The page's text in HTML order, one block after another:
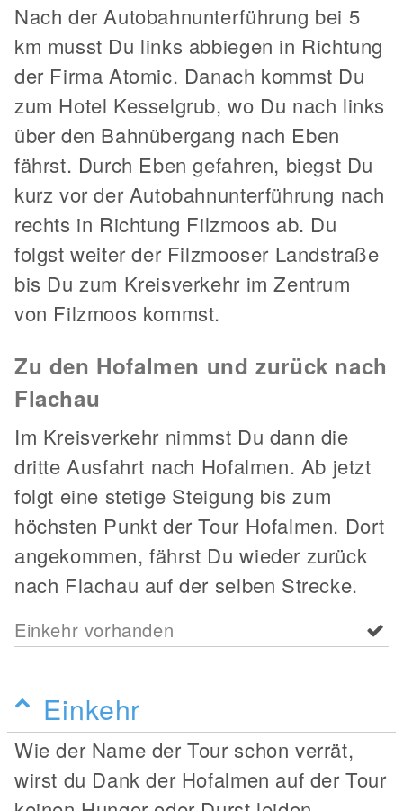
Nach der Autobahnunterführung bei 5
km musst Du links abbiegen in Richtung
der Firma Atomic. Danach kommst Du
zum Hotel Kesselgrub, wo Du nach links
über den Bahnübergang nach Eben
fährst. Durch Eben gefahren, biegst Du
kurz vor der Autobahnunterführung nach
rechts in Richtung Filzmoos ab. Du
folgst weiter der Filzmooser Landstraße
bis Du zum Kreisverkehr im Zentrum
von Filzmoos kommst.
Zu den Hofalmen und zurück nach
Flachau
Im Kreisverkehr nimmst Du dann die
dritte Ausfahrt nach Hofalmen. Ab jetzt
folgt eine stetige Steigung bis zum
höchsten Punkt der Tour Hofalmen. Dort
angekommen, fährst Du wieder zurück
nach Flachau auf der selben Strecke.
Einkehr vorhanden
Einkehr
Wie der Name der Tour schon verrät,
wirst du Dank der Hofalmen auf der Tour